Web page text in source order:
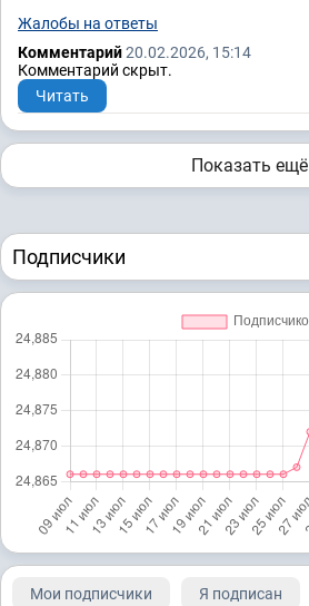
Жалобы на ответы
Комментарий20.02.2026, 15:14
Комментарий скрыт.
Читать
Показать ещё
Подписчики
Мои подписчики Я подписан